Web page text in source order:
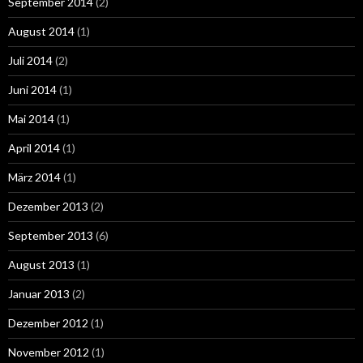
August 2014(1)
Juli 2014(2)
Juni 2014(1)
Mai 2014(1)
April 2014(1)
März 2014(1)
Dezember 2013 (2)
September 2013 (6)
August 2013 (1)
Januar 2013 (2)
Dezember 2012 (1)
November 2012 (1)